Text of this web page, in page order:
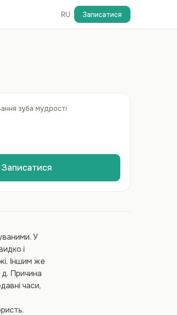
RU Записатися
зуба мудрості
Записатися
У
і
Іншим же
д. Причина
часи,